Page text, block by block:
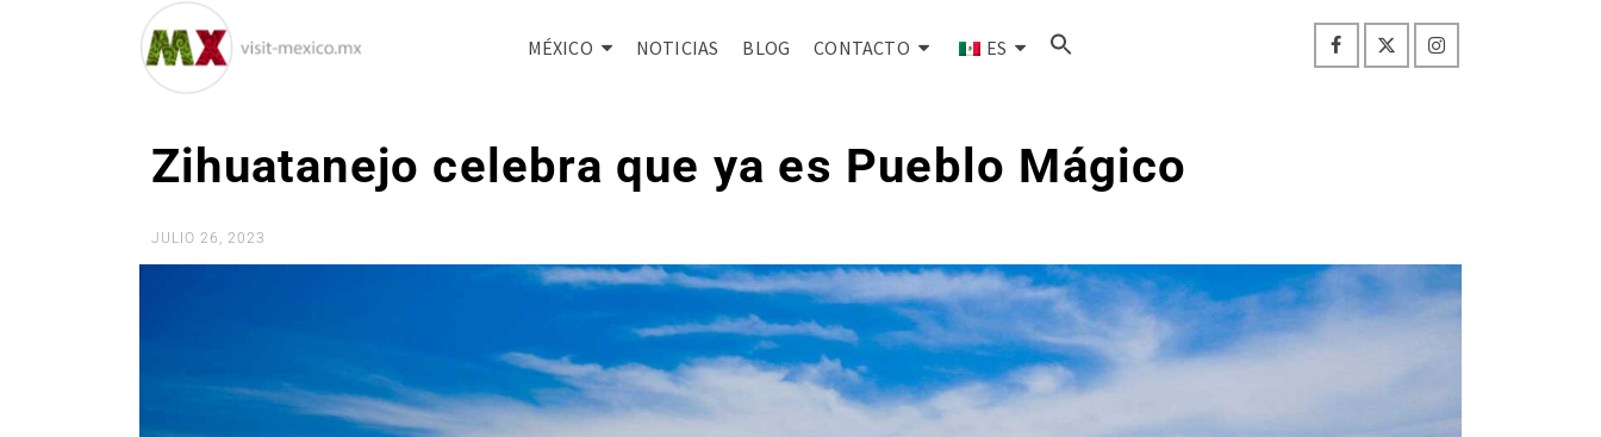
MÉXICO NOTICIAS BLOG CONTACTO ES
Zihuatanejo celebra que ya es Pueblo Mágico
JULIO 26, 2023